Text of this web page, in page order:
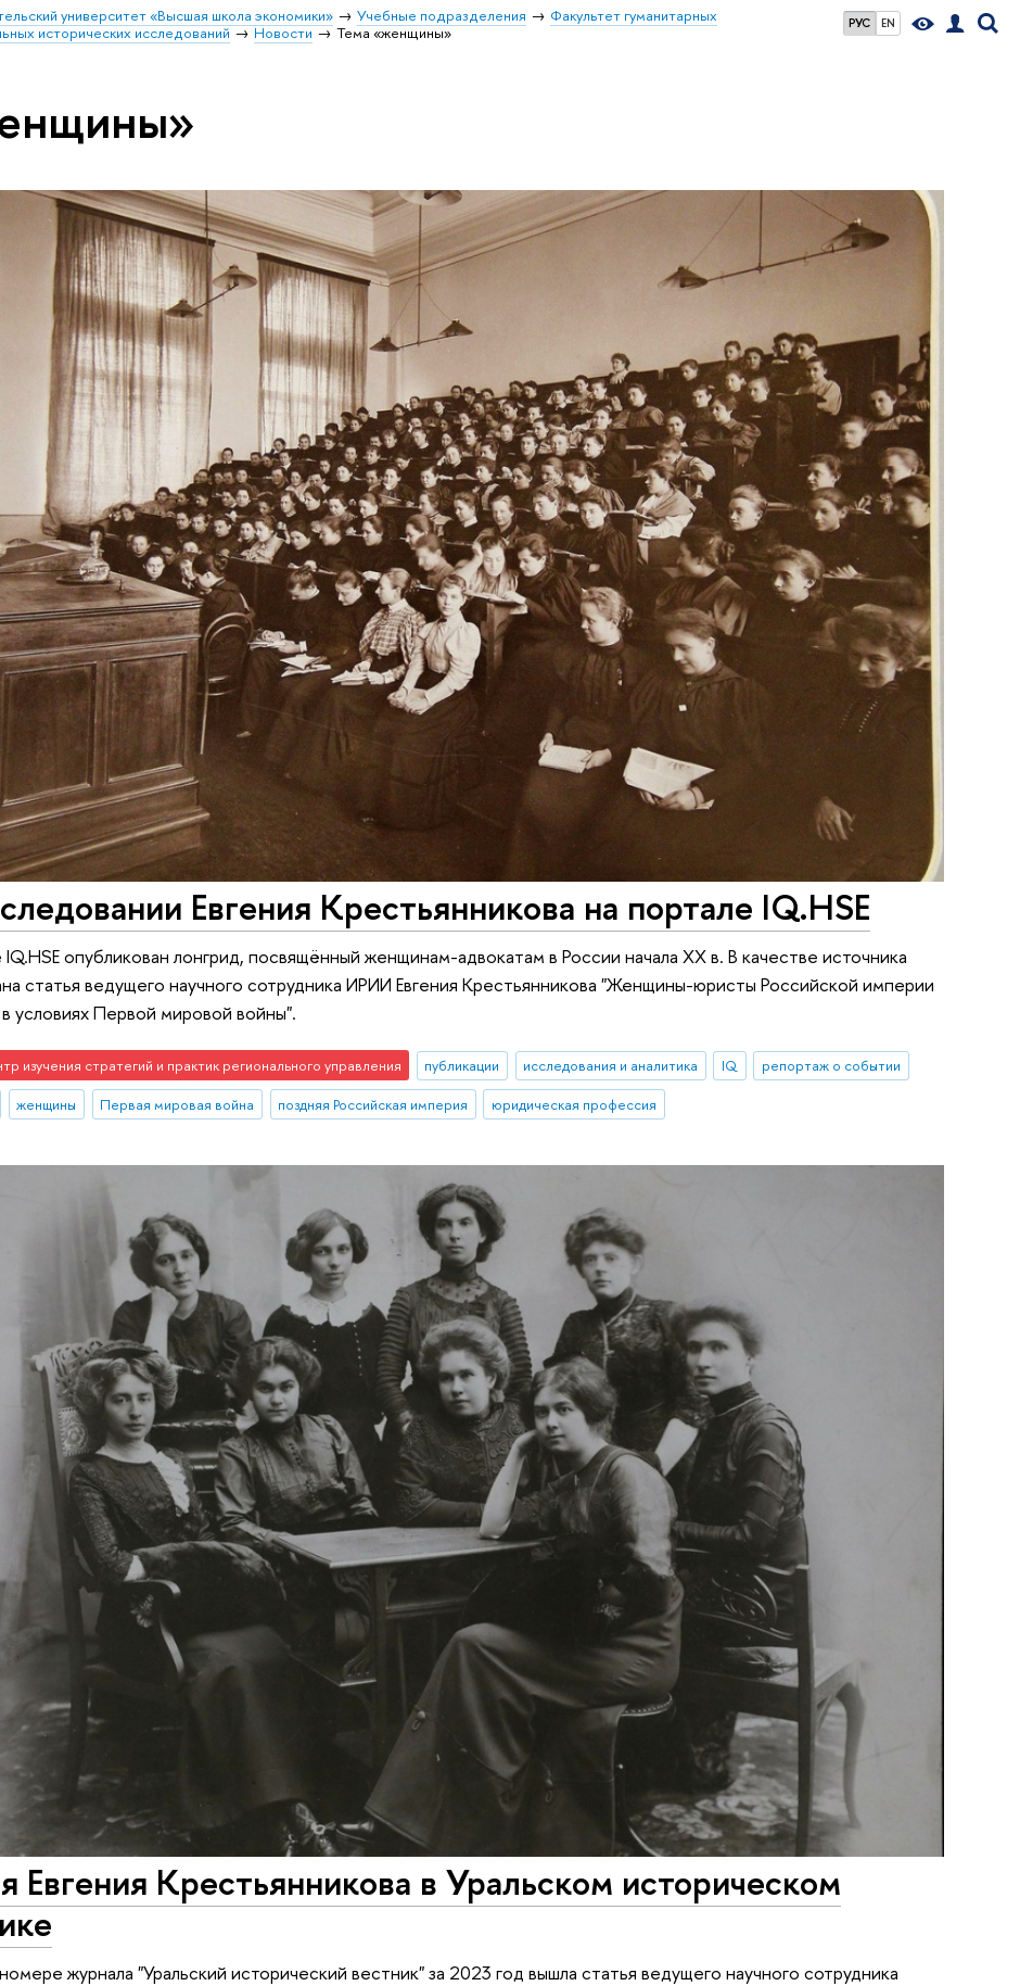
РУС EN
университет «Высшая школа экономики» Учебные подразделения
Факультет гуманитарных
исторических исследований Новости Тема «женщины»
Евгения Крестьянникова на портале IQ.HSE
опубликован лонгрид, посвящённый женщинам-адвокатам в России начала XX в. В качестве источника
статья ведущего научного сотрудника ИРИИ Евгения Крестьянникова "Женщины-юристы Российской империи
условиях Первой мировой войны".
изучения стратегий и практик регионального управления публикации исследования и аналитика IQ
репортаж о событии
женщины Первая мировая война поздняя Российская империя юридическая профессия
Евгения Крестьянникова в Уральском историческом
журнала "Уральский исторический вестник" за 2023 год вышла статья ведущего научного сотрудника